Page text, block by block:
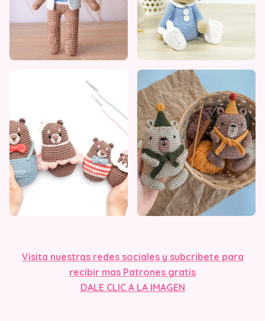
Visita nuestras redes sociales y subcribete para
recibir mas Patrones gratis
DALE CLIC A LA IMAGEN